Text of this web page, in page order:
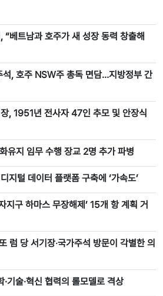
“베트남과 호주가 새 성장 동력 창출해
석, 호주 NSW주 총독 면담…지방정부 간
, 1951년 전사자 47인 추모 및 안장식
유지 임무 수행 장교 2명 추가 파병
지털 데이터 플랫폼 구축에 ‘가속도’
지구 하마스 무장해제’ 15개 항 계획 거
럼 당 서기장‧국가주석 방문이 각별한 의
기술·혁신 협력의 롤모델로 격상